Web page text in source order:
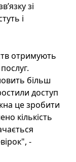
зі
і
отримують
більш
доступ
це зробити
кількість
-